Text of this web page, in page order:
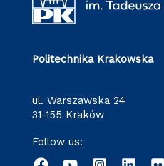
Politechnika Krakowska
ul. Warszawska 24
31-155 Kraków
Follow us: